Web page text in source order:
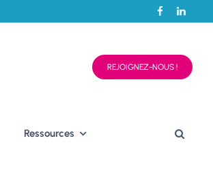
REJOIGNEZ-NOUS !
Ressources